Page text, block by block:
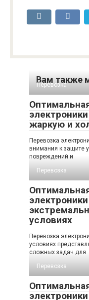
Вам также
Перевозка
жаркую и
Перевозка
внимания к защите
повреждений и
Перевозка
условиях
Перевозка
условиях
сложных задач для
Перевозка